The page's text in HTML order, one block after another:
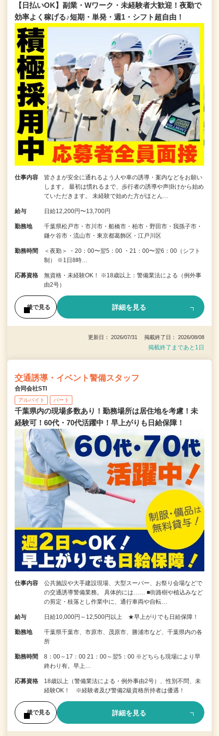
【日払いOK】副業・Wワーク・未経験者大歓迎！夜勤で
効率よく稼げる♪短期・単発・週1・シフト超自由！
仕事内容
皆さまが安全に通れるよう人や車の誘導・案内などをお願い
します。 最初は慣れるまで、歩行者の誘導や声掛けから始め
ていただきます。 未経験で始めた方がほとん…
給与 日給12,200円〜13,700円
勤務地
千葉県松戸市・市川市・船橋市・柏市・野田市・我孫子市・
鎌ケ谷市・流山市・東京都葛飾区・江戸川区
勤務時間
＜夜勤＞ ・20：00〜翌5：00 ・21：00〜翌6：00（シフト
制） ※1日8時…
応募資格
無資格・未経験OK！ ※18歳以上：警備業法による（例外事
由2号）
後で見る 詳細を見る
更新日： 2026/07/31 掲載終了日： 2026/08/08
掲載終了まであと1日
交通誘導・イベント警備スタッフ
合同会社STI
アルバイト パート
千葉県内の現場多数あり！勤務場所は居住地を考慮！未
経験可！60代・70代活躍中！早上がりも日給保障！
仕事内容
公共施設や大手建設現場、大型スーパー、お祭り会場などで
の交通誘導警備業務。 具体的には…… ■街路樹や植込みなど
の剪定・枝落とし作業中に、通行車両や自転…
給与 日給10,000円～12,500円以上 ★早上がりでも日給保障！
勤務地
千葉県千葉市、市原市、茂原市、勝浦市など、千葉県内の各
所
勤務時間
8：00～17：00 21：00～翌5：00 ※どちらも現場により早
終わり有。早上…
応募資格
18歳以上（警備業法による・例外事由2号）、性別不問、未
経験OK！ ※経験者及び警備2級資格所持者は優遇！
後で見る 詳細を見る